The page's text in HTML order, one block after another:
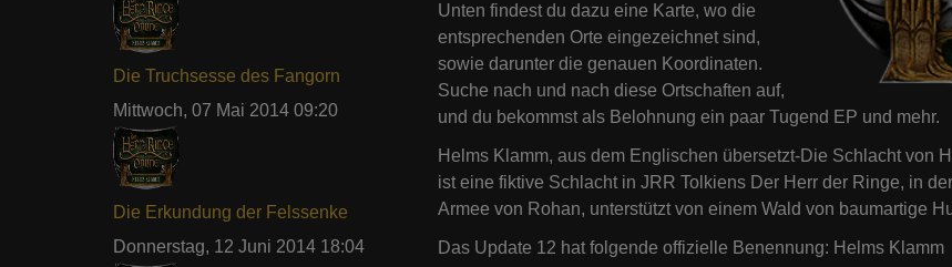
Unten findest du dazu eine Karte, wo die
entsprechenden Orte eingezeichnet sind,
sowie darunter die genauen Koordinaten.
Suche nach und nach diese Ortschaften auf,
und du bekommst als Belohnung ein paar Tugend EP und mehr.
Helms Klamm, aus dem Englischen übersetzt-Die Schlacht von
ist eine fiktive Schlacht in JRR Tolkiens Der Herr der Ringe, in
Armee von Rohan, unterstützt von einem Wald von baumartige
Das Update 12 hat folgende offizielle Benennung: Helms Klamm
Die Truchsesse des Fangorn
Mittwoch, 07 Mai 2014 09:20
Die Erkundung der Felssenke
Donnerstag, 12 Juni 2014 18:04